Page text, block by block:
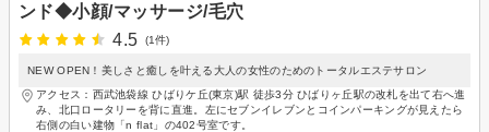
ンド◆小顔/マッサージ/毛穴
4.5
(1件)
NEW OPEN！美しさと癒しを叶える大人の女性のためのトータルエステサロン
アクセス：西武池袋線 ひばりケ丘(東京)駅 徒歩3分 ひばりヶ丘駅の改札を出て右へ進
み、北口ロータリーを背に直進。左にセブンイレブンとコインパーキングが見えたら
右側の白い建物「n flat」の402号室です。